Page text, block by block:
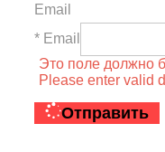
Email
* Email
Это поле должно
Please enter valid
Отправить